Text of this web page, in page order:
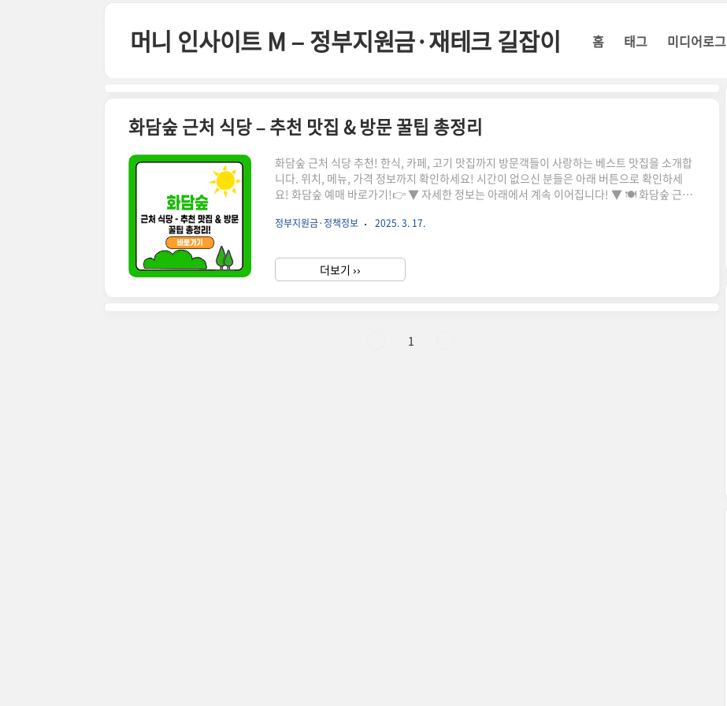
머니 인사이트 M – 정부지원금·재테크 길잡이 홈 태그 미디어로그
화담숲 근처 식당 – 추천 맛집 & 방문 꿀팁 총정리
화담숲 근처 식당 추천! 한식, 카페, 고기 맛집까지 방문객들이 사랑하는 베스트 맛집을 소개합
니다. 위치, 메뉴, 가격 정보까지 확인하세요! 시간이 없으신 분들은 아래 버튼으로 확인하세
요! 화담숲 예매 바로가기!👉 ▼ 자세한 정보는 아래에서 계속 이어집니다! ▼ 🍽️ 화담숲 근처
1234🕒 운영시간: 08:00~21:00💰 대표 메뉴: 소머리국밥(12,000원), 수육(25,000원)⭐ 추
도척면 도척로 567🕒 운영시간: 11:00~22:00💰 대표 메뉴: 한우 꽃등심(100g 25,000원),..
정부지원금·정책정보 2025. 3. 17.
더보기 ››
1